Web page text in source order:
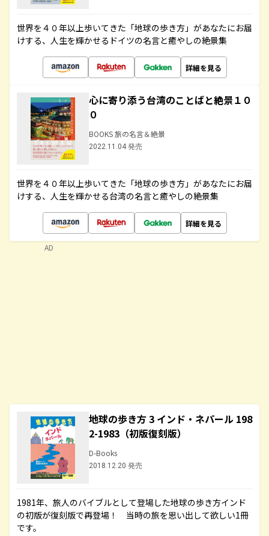
世界を４０年以上歩いてきた「地球の歩き方」があなたにお届
けする、人生を輝かせるドイツの名言と癒やしの絶景集
詳細を見る
心に寄り添う台湾のことばと絶景１０
０
BOOKS 旅の名言＆絶景
2022.11.04 発売
世界を４０年以上歩いてきた「地球の歩き方」があなたにお届
けする、人生を輝かせる台湾の名言と癒やしの絶景集
詳細を見る
地球の歩き方 3 インド・ネパール 198
2-1983（初版復刻版）
D-Books
2018.12.20 発売
1981年、旅人のバイブルとして登場した地球の歩き方インド
の初版が復刻版で再登場！ 当時の旅を思い出して欲しい1冊
です。
AD